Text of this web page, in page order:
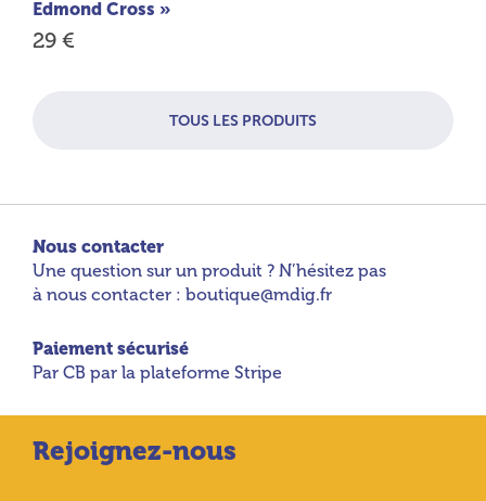
Edmond Cross »
29 €
TOUS LES PRODUITS
Nous contacter
Une question sur un produit ? N’hésitez pas
à nous contacter : boutique@mdig.fr
Paiement sécurisé
Par CB par la plateforme Stripe
Rejoignez-nous